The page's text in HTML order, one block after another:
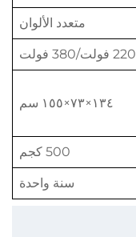
متعدد الألوان
220 فولت/380 فولت
١٣٤×٧٣×١٥٥ سم
500 كجم
سنة واحدة